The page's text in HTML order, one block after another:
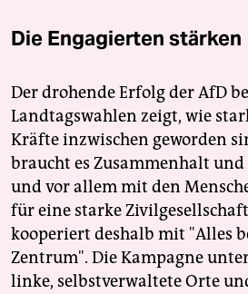
Die Engagierten stärken
Der drohende Erfolg der AfD
Landtagswahlen zeigt, wie
Kräfte inzwischen geworden
braucht es Zusammenhalt
und vor allem mit den
für eine starke
kooperiert deshalb mit "Alles
Zentrum". Die Kampagne
linke, selbstverwaltete Orte